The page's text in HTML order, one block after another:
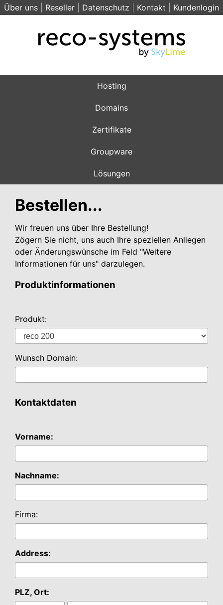
Über uns Reseller Datenschutz Kontakt Kundenlogin
Hosting
Domains
Zertifikate
Groupware
Lösungen
Bestellen...
Wir freuen uns über Ihre Bestellung!
Zögern Sie nicht, uns auch Ihre speziellen Anliegen
oder Änderungswünsche im Feld "Weitere
Informationen für uns" darzulegen.
Produktinformationen
Produkt:
Wunsch Domain:
Kontaktdaten
Vorname:
Nachname:
Firma:
Address:
PLZ, Ort: